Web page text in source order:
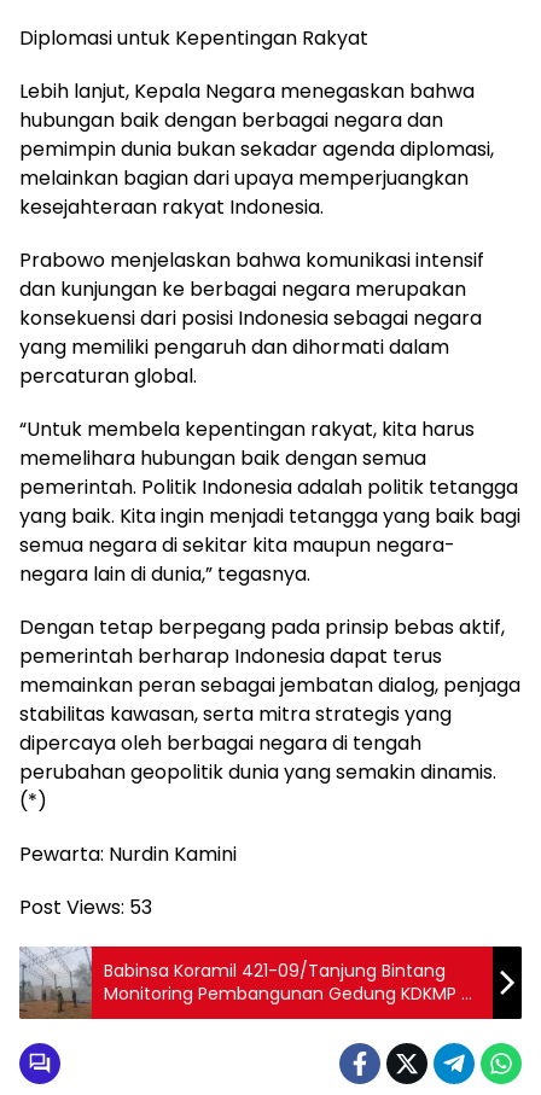
Diplomasi untuk Kepentingan Rakyat
Lebih lanjut, Kepala Negara menegaskan bahwa
hubungan baik dengan berbagai negara dan
pemimpin dunia bukan sekadar agenda diplomasi,
melainkan bagian dari upaya memperjuangkan
kesejahteraan rakyat Indonesia.
Prabowo menjelaskan bahwa komunikasi intensif
dan kunjungan ke berbagai negara merupakan
konsekuensi dari posisi Indonesia sebagai negara
yang memiliki pengaruh dan dihormati dalam
percaturan global.
“Untuk membela kepentingan rakyat, kita harus
memelihara hubungan baik dengan semua
pemerintah. Politik Indonesia adalah politik tetangga
yang baik. Kita ingin menjadi tetangga yang baik bagi
semua negara di sekitar kita maupun negara-
negara lain di dunia,” tegasnya.
Dengan tetap berpegang pada prinsip bebas aktif,
pemerintah berharap Indonesia dapat terus
memainkan peran sebagai jembatan dialog, penjaga
stabilitas kawasan, serta mitra strategis yang
dipercaya oleh berbagai negara di tengah
perubahan geopolitik dunia yang semakin dinamis.
(*)
Pewarta: Nurdin Kamini
Post Views: 53
Babinsa Koramil 421-09/Tanjung Bintang
Monitoring Pembangunan Gedung KDKMP di
Desa Kertosari